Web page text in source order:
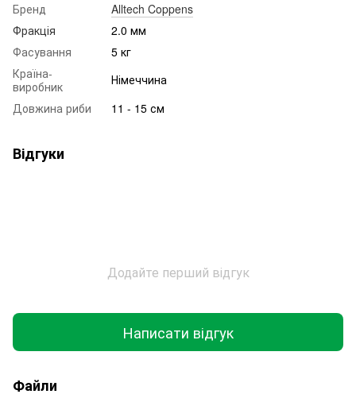
Бренд
Alltech Coppens
Фракція
2.0 мм
Фасування
5 кг
Країна-
виробник
Німеччина
Довжина риби
11 - 15 см
Відгуки
Додайте перший відгук
Написати відгук
Файли